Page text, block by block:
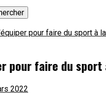
pour faire du sport à
pour faire du
2022